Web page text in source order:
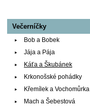
Večerníčky
Bob a Bobek
Jája a Pája
Káťa a Škubánek
Krkonošské pohádky
Křemílek a Vochomůrka
Mach a Šebestová